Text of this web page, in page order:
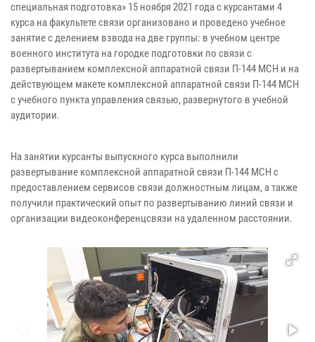
специальная подготовка» 15 ноября 2021 года с курсантами 4
курса на факультете связи организовано и проведено учебное
занятие с делением взвода на две группы: в учебном центре
военного института на городке подготовки по связи с
развертыванием комплексной аппаратной связи П-144 МСН и на
действующем макете комплексной аппаратной связи П-144 МСН
с учебного пункта управления связью, развернутого в учебной
аудитории.
На занятии курсанты выпускного курса выполнили
развертывание комплексной аппаратной связи П-144 МСН с
предоставлением сервисов связи должностным лицам, а также
получили практический опыт по развертыванию линий связи и
организации видеоконференцсвязи на удаленном расстоянии.